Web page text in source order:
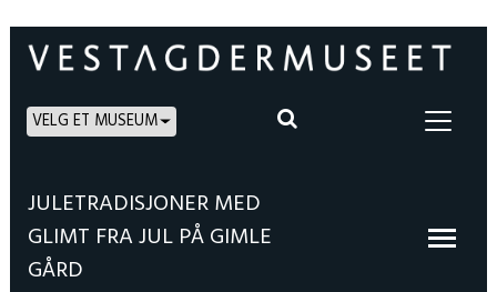
VELG ET MUSEUM
JULETRADISJONER MED
GLIMT FRA JUL PÅ GIMLE
GÅRD